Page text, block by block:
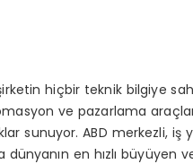
hiçbir teknik bilgiye
ve pazarlama
ABD merkezli, iş
en hızlı büyüyen